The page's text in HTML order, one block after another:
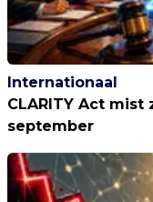
Internationaal
CLARITY Act
september